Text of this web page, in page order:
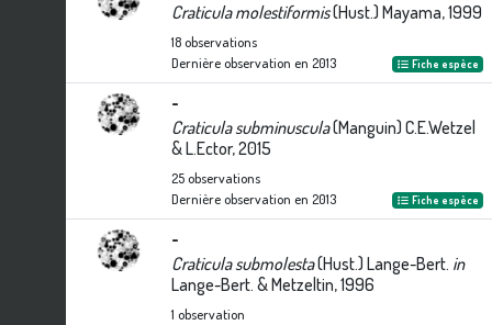
Craticula molestiformis(Hust.) Mayama, 1999
18observations
Dernière observation en 2013 Fiche espèce
-
Craticula subminuscula(Manguin) C.E.Wetzel
& L.Ector, 2015
25observations
Dernière observation en 2013 Fiche espèce
-
Craticula submolesta(Hust.) Lange-Bert. in
Lange-Bert. & Metzeltin, 1996
1 observation